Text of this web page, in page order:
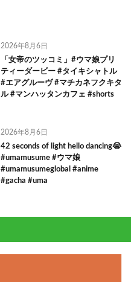
2026年8月6日
「女帝のツッコミ」#ウマ娘プリ
ティーダービー #タイキシャトル
#エアグルーヴ #マチカネフクキタ
ル #マンハッタンカフェ #shorts
2026年8月6日
42 seconds of light hello dancing😭
#umamusume #ウマ娘
#umamusumeglobal #anime
#gacha #uma